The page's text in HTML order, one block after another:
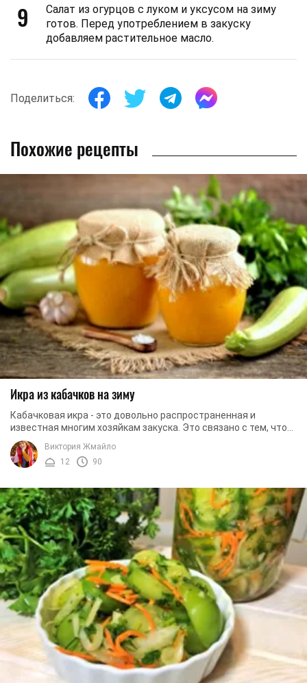
9
Салат из огурцов с луком и уксусом на зиму
готов. Перед употреблением в закуску
добавляем растительное масло.
Поделиться:
Похожие рецепты
Икра из кабачков на зиму
Кабачковая икра - это довольно распространенная и
известная многим хозяйкам закуска. Это связано с тем, что
икра содержит достаточно простые и ...
Виктория Жмайло
12
90